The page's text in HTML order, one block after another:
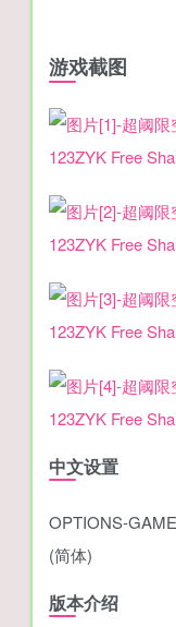
游戏截图
中文设置
OPTIONS-
(简体)
版本介绍